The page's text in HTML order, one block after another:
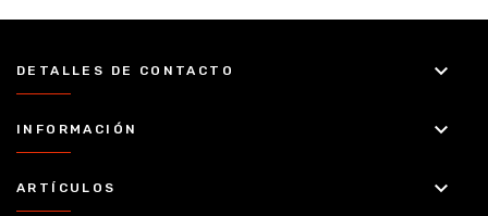
DETALLES DE CONTACTO keyboard_arrow_down
INFORMACIÓN keyboard_arrow_down
ARTÍCULOS keyboard_arrow_down